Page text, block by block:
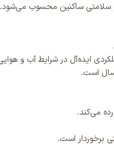
سلامتی ساکنین محسوب می‌شود.
ایده‌آل در شرایط آب و
سال است.
می‌کند.